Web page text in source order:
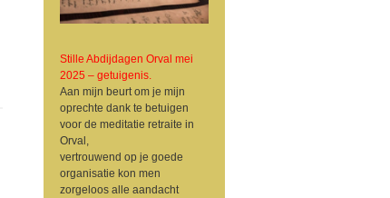
Stille Abdijdagen Orval mei
2025 – getuigenis.
Aan mijn beurt om je mijn
oprechte dank te betuigen
voor de meditatie retraite in
Orval,
vertrouwend op je goede
organisatie kon men
zorgeloos alle aandacht